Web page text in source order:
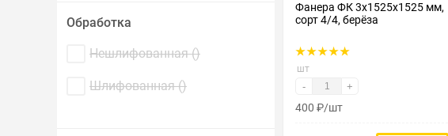
Обработка
Нешлифованная ()
Шлифованная ()
Фанера ФК 3х1525х1525 мм,
сорт 4/4, берёза
шт
- +
400 ₽/шт